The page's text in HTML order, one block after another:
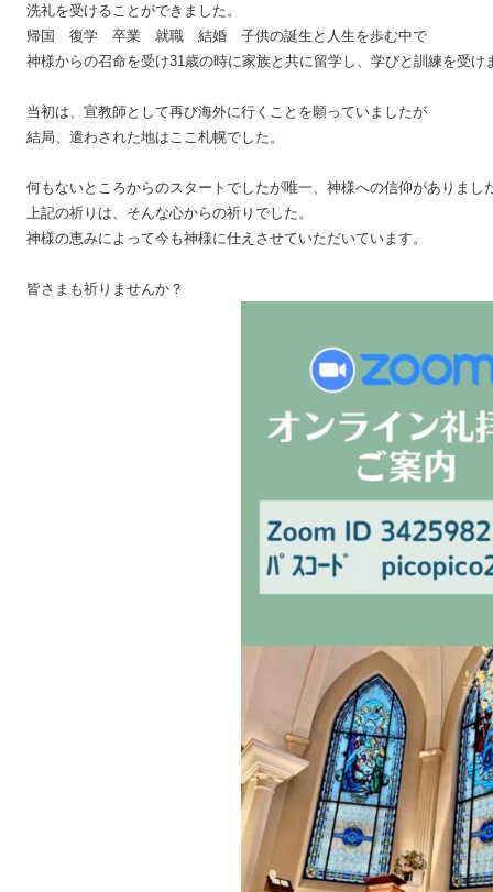
洗礼を受けることができました。
帰国　復学　卒業　就職　結婚　子供の誕生と人生を歩む中で
神様からの召命を受け31歳の時に家族と共に留学し、学びと訓練を受け
当初は、宣教師として再び海外に行くことを願っていましたが
結局、遣わされた地はここ札幌でした。
何もないところからのスタートでしたが唯一、神様への信仰がありまし
上記の祈りは、そんな心からの祈りでした。
神様の恵みによって今も神様に仕えさせていただいています。
皆さまも祈りませんか？